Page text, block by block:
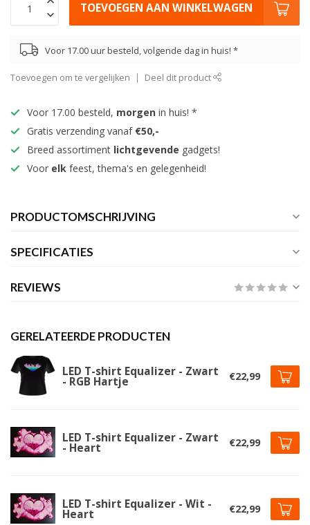
TOEVOEGEN AAN WINKELWAGEN
Voor 17.00 uur besteld, volgende dag in huis! *
Toevoegen om te vergelijken Deel dit product
Voor 17.00 besteld, morgen in huis! *
Gratis verzending vanaf €50,-
Breed assortiment lichtgevende gadgets!
Voor elk feest, thema's en gelegenheid!
PRODUCTOMSCHRIJVING
SPECIFICATIES
REVIEWS
GERELATEERDE PRODUCTEN
LED T-shirt Equalizer - Zwart
- RGB Hartje €22,99
LED T-shirt Equalizer - Zwart
- Heart €22,99
LED T-shirt Equalizer - Wit -
Heart €22,99